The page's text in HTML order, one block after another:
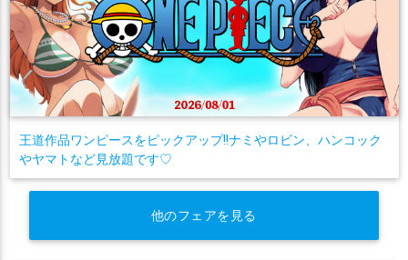
王道作品ワンピースをピックアップ!!ナミやロビン、ハンコック
やヤマトなど見放題です♡
他のフェアを見る